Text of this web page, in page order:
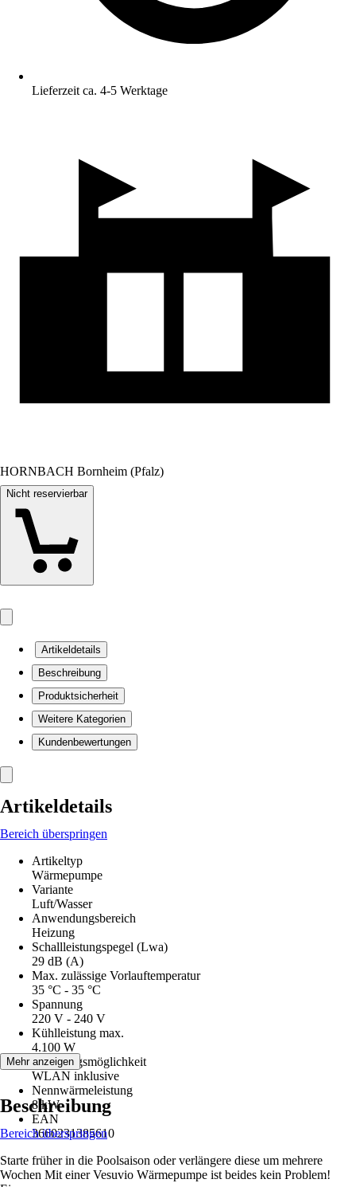
Lieferzeit ca. 4-5 Werktage
HORNBACH Bornheim (Pfalz)
Nicht reservierbar
Artikeldetails
Beschreibung
Produktsicherheit
Weitere Kategorien
Kundenbewertungen
Artikeldetails
Bereich überspringen
Artikeltyp
Wärmepumpe
Variante
Luft/Wasser
Anwendungsbereich
Heizung
Schallleistungspegel (Lwa)
29 dB (A)
Max. zulässige Vorlauftemperatur
35 °C - 35 °C
Spannung
220 V - 240 V
Kühlleistung max.
4.100 W
Steuerungsmöglichkeit
WLAN inklusive
Nennwärmeleistung
8 kW
EAN
3660231385610
Mehr anzeigen
Beschreibung
Bereich überspringen
Starte früher in die Poolsaison oder verlängere diese um mehrere
Wochen Mit einer Vesuvio Wärmepumpe ist beides kein Problem!